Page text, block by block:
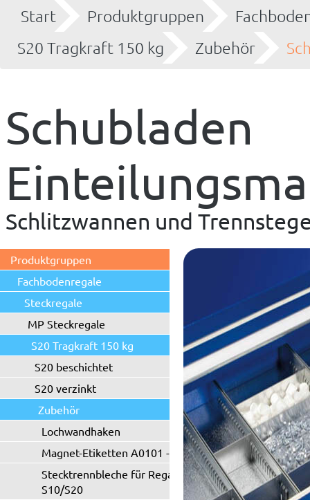
Start Produktgruppen
S20 Tragkraft 150 kg
Zubehör
Schubladen
Schlitzwannen und
Produktgruppen
Fachbodenregale
Steckregale
MP Steckregale
S20 Tragkraft 150 kg
S20 beschichtet
S20 verzinkt
Zubehör
Lochwandhaken
Magnet-Etiketten A0101 - A0102
Stecktrennbleche für Regaltyp
S10/S20